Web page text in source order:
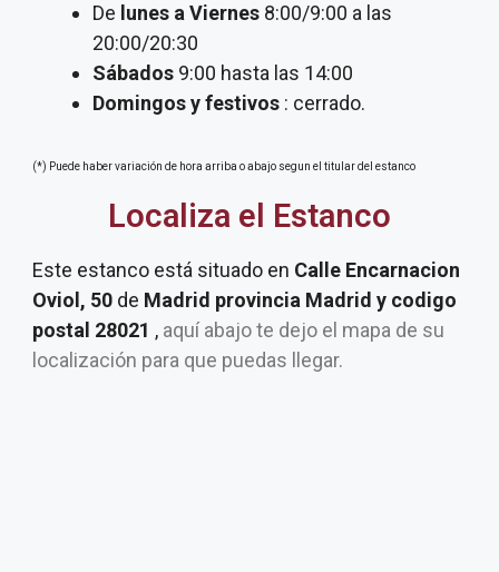
De lunes a Viernes 8:00/9:00 a las
20:00/20:30
Sábados 9:00 hasta las 14:00
Domingos y festivos : cerrado.
(*) Puede haber variación de hora arriba o abajo segun el titular del estanco
Localiza el Estanco
Este estanco está situado en Calle Encarnacion
Oviol, 50 de Madrid provincia Madrid y codigo
postal 28021 , aquí abajo te dejo el mapa de su
localización para que puedas llegar.